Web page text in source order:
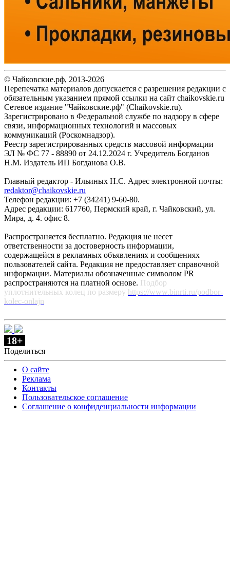
© Чайковские.рф, 2013-2026
Перепечатка материалов допускается с разрешения редакции с
обязательным указанием прямой ссылки на сайт chaikovskie.ru
Сетевое издание "Чайковские.рф" (Chaikovskie.ru).
Зарегистрировано в Федеральной службе по надзору в сфере
связи, информационных технологий и массовых
коммуникаций (Роскомнадзор).
Реестр зарегистрированных средств массовой информации
ЭЛ № ФС 77 - 88890 от 24.12.2024 г. Учредитель Богданов
Н.М. Издатель ИП Богданова О.В.
Главный редактор - Ильиных Н.С. Адрес электронной почты:
redaktor@chaikovskie.ru
Телефон редакции: +7 (34241) 9-60-80.
Адрес редакции: 617760, Пермский край, г. Чайковский, ул.
Мира, д. 4. офис 8.
Распространяется бесплатно. Редакция не несет
ответственности за достоверность информации,
содержащейся в рекламных объявлениях и сообщениях
пользователей сайта. Редакция не предоставляет справочной
информации. Материалы обозначенные символом PR
распространяются на платной основе. Подбор
уплотнительных колец по размеру https://www.binrti.ru/podbor-
kolec-onlajn
18+
Поделиться
О сайте
Реклама
Контакты
Пользовательское соглашение
Соглашение о конфиденциальности информации